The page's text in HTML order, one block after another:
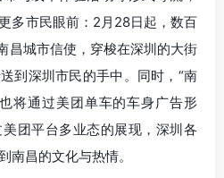
多市民眼前：2月28日起，数百
昌城市信使，穿梭在深圳的大街
到深圳市民的手中。同时，“南
将通过美团单车的车身广告形
团平台多业态的展现，深圳各
南昌的文化与热情。